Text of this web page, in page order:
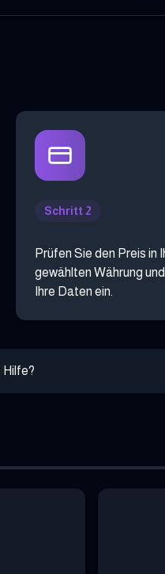
Schritt 2
Prüfen Sie den Preis in
gewählten Währung
Ihre Daten ein.
Hilfe?